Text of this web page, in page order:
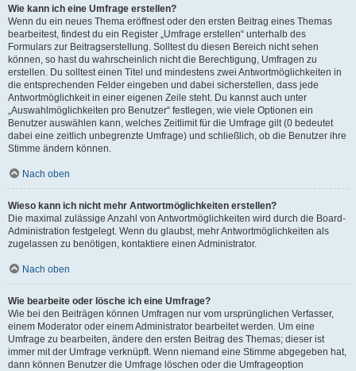
Wie kann ich eine Umfrage erstellen?
Wenn du ein neues Thema eröffnest oder den ersten Beitrag eines Themas
bearbeitest, findest du ein Register „Umfrage erstellen“ unterhalb des
Formulars zur Beitragserstellung. Solltest du diesen Bereich nicht sehen
können, so hast du wahrscheinlich nicht die Berechtigung, Umfragen zu
erstellen. Du solltest einen Titel und mindestens zwei Antwortmöglichkeiten in
die entsprechenden Felder eingeben und dabei sicherstellen, dass jede
Antwortmöglichkeit in einer eigenen Zeile steht. Du kannst auch unter
„Auswahlmöglichkeiten pro Benutzer“ festlegen, wie viele Optionen ein
Benutzer auswählen kann, welches Zeitlimit für die Umfrage gilt (0 bedeutet
dabei eine zeitlich unbegrenzte Umfrage) und schließlich, ob die Benutzer ihre
Stimme ändern können.
Nach oben
Wieso kann ich nicht mehr Antwortmöglichkeiten erstellen?
Die maximal zulässige Anzahl von Antwortmöglichkeiten wird durch die Board-
Administration festgelegt. Wenn du glaubst, mehr Antwortmöglichkeiten als
zugelassen zu benötigen, kontaktiere einen Administrator.
Nach oben
Wie bearbeite oder lösche ich eine Umfrage?
Wie bei den Beiträgen können Umfragen nur vom ursprünglichen Verfasser,
einem Moderator oder einem Administrator bearbeitet werden. Um eine
Umfrage zu bearbeiten, ändere den ersten Beitrag des Themas; dieser ist
immer mit der Umfrage verknüpft. Wenn niemand eine Stimme abgegeben hat,
dann können Benutzer die Umfrage löschen oder die Umfrageoption